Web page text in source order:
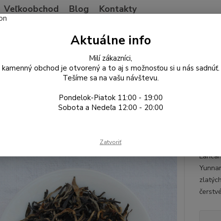
Veľkoobchod Blog Kontakty
Hľadať
Po-
Lancang Dianhong Golden Tips 2026
Dianhong Golden Tips 2026
Aktuálne info
Milí zákazníci,
kamenný obchod je otvorený a to aj s možnosťou si u nás sadnúť.
Tešíme sa na vašu návštevu.
Pondelok-Piatok 11:00 - 19:00
Sobota a Nedeľa 12:00 - 20:00
Zatvoriť